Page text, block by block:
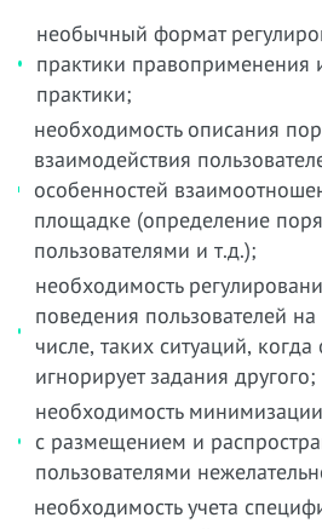
необычный формат
практики правоприменения
практики;
необходимость описания
взаимодействия
особенностей
площадке (определение
пользователями и т.д.);
необходимость
поведения пользователей
числе, таких ситуаций,
игнорирует задания другого;
необходимость
с размещением и
пользователями
необходимость учета